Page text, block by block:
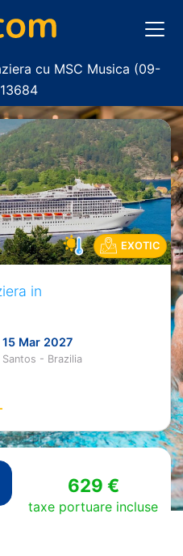
cu MSC Musica (09-
EXOTIC
in
15 Mar 2027
Santos - Brazilia
629 €
taxe portuare incluse